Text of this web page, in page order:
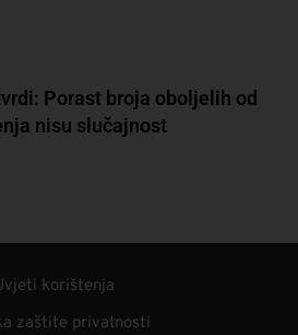
Porast broja oboljelih od
nisu slučajnost
korištenja
zaštite privatnosti